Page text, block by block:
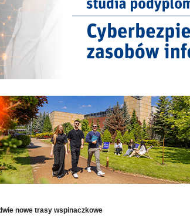
nowe trasy wspinaczkowe